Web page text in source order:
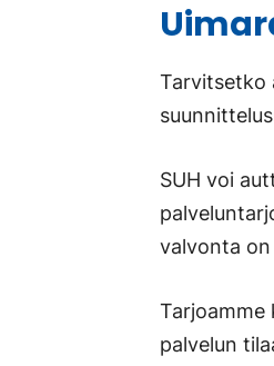
Tarvitsetko
SUH voi
valvonta
Tarjoamme
palvelun